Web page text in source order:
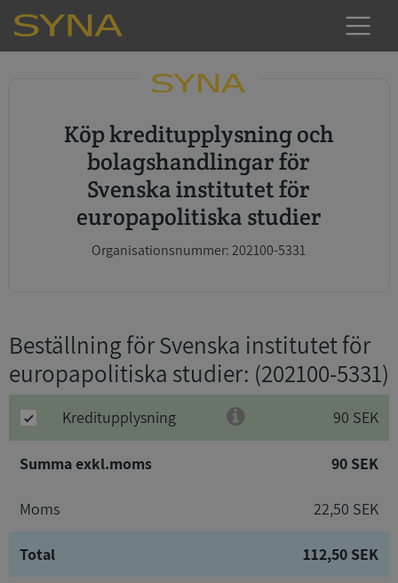
Köp kreditupplysning och
bolagshandlingar för
Svenska institutet för
europapolitiska studier
Organisationsnummer: 202100-5331
Beställning för Svenska institutet för
europapolitiska studier: (202100-5331)
Kreditupplysning 90 SEK
Summa exkl.moms 90 SEK
Moms 22,50 SEK
Total 112,50 SEK